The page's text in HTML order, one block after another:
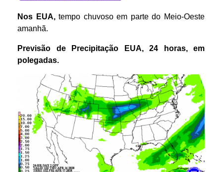
Nos EUA,tempo chuvoso em parte do Meio-Oeste
amanhã.
Previsão de Precipitação EUA, 24 horas, em
polegadas.